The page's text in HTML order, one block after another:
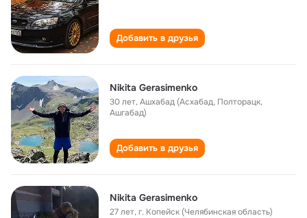
Добавить в друзья
Nikita Gerasimenko
30 лет,Ашхабад (Асхабад, Полторацк,
Ашгабад)
Добавить в друзья
Nikita Gerasimenko
27 лет,г. Копейск (Челябинская область)